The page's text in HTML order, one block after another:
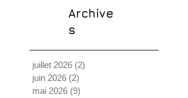
Archive
s
juillet 2026 (2)
juin 2026 (2)
mai 2026 (9)